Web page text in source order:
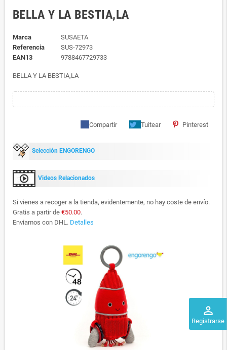
perm_identity
Registrarse
BELLA Y LA BESTIA,LA
Marca
SUSAETA
Referencia
SUS-72973
EAN13
9788467729733
BELLA Y LA BESTIA,LA
Compartir Tuitear Pinterest
Selección ENGORENGO
Videos Relacionados
Si vienes a recoger a la tienda, evidentemente, no hay coste de envío.
Gratis a partir de €50.00.
Enviamos con DHL. Detalles